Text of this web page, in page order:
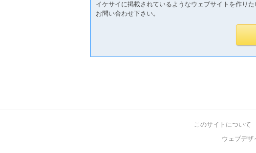
イケサイに掲載されているようなウェブサイトを作り
お問い合わせ下さい。
このサイトについて
ウェブデザ